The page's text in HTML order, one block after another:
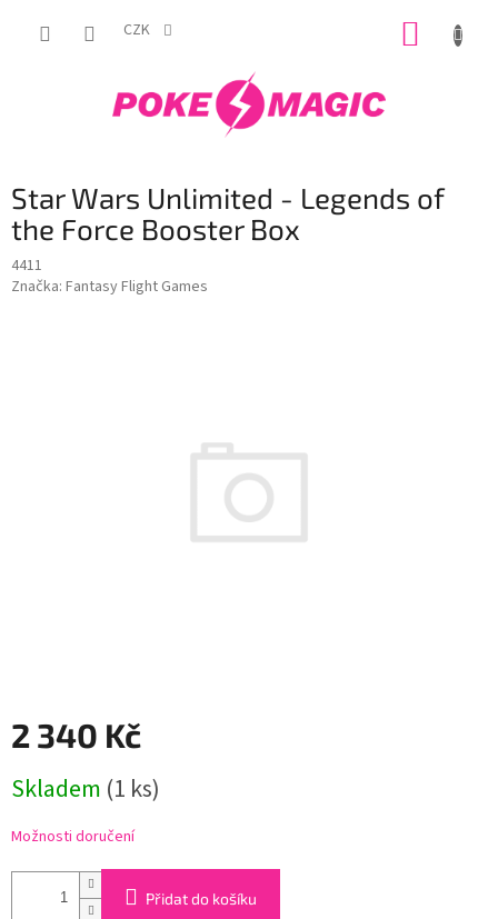
CZK
Star Wars Unlimited - Legends of
the Force Booster Box
4411
Značka: Fantasy Flight Games
2 340 Kč
cena:
Skladem (1 ks)
Možnosti doručení
Přidat do košíku